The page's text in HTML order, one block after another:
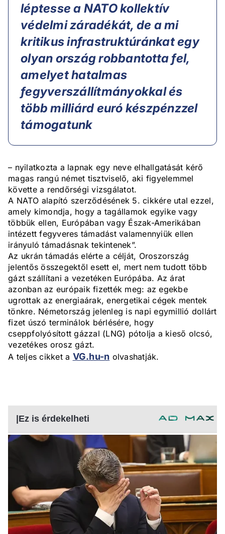
léptesse a NATO kollektív
védelmi záradékát, de a mi
kritikus infrastruktúránkat egy
olyan ország robbantotta fel,
amelyet hatalmas
fegyverszállítmányokkal és
több milliárd euró készpénzzel
támogatunk
– nyilatkozta a lapnak egy neve elhallgatását kérő
magas rangú német tisztviselő, aki figyelemmel
követte a rendőrségi vizsgálatot.
A NATO alapító szerződésének 5. cikkére utal ezzel,
amely kimondja, hogy a tagállamok egyike vagy
többük ellen, Európában vagy Észak-Amerikában
intézett fegyveres támadást valamennyiük ellen
irányuló támadásnak tekintenek”.
Az ukrán támadás elérte a célját, Oroszország
jelentős összegektől esett el, mert nem tudott több
gázt szállítani a vezetéken Európába. Az árat
azonban az európaik fizették meg: az egekbe
ugrottak az energiaárak, energetikai cégek mentek
tönkre. Németország jelenleg is napi egymillió dollárt
fizet úszó terminálok bérlésére, hogy
cseppfolyósított gázzal (LNG) pótolja a kieső olcsó,
vezetékes orosz gázt.
A teljes cikket a VG.hu-n olvashatják.